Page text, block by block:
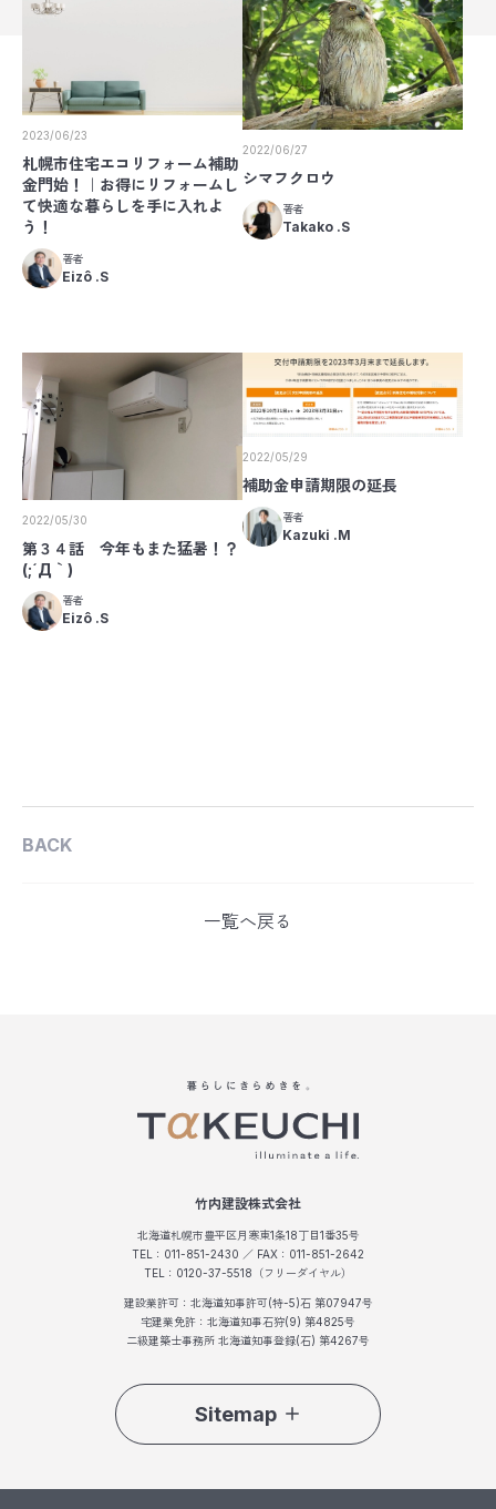
2023/06/23
札幌市住宅エコリフォーム補助
金門始！｜お得にリフォームし
て快適な暮らしを手に入れよ
う！
著者
Eizô .S
2022/06/27
シマフクロウ
著者
Takako .S
2022/05/30
第３４話 今年もまた猛暑！？
(;´Д｀)
著者
Eizô .S
2022/05/29
補助金申請期限の延長
著者
Kazuki .M
BACK
一覧へ戻る
竹内建設株式会社
北海道札幌市豊平区月寒東1条18丁目1番35号
TEL：011-851-2430 ／ FAX：011-851-2642
TEL：0120-37-5518（フリーダイヤル）
建設業許可：北海道知事許可(特-5)石 第07947号
宅建業免許：北海道知事石狩(9) 第4825号
二級建築士事務所 北海道知事登録(石) 第4267号
Sitemap